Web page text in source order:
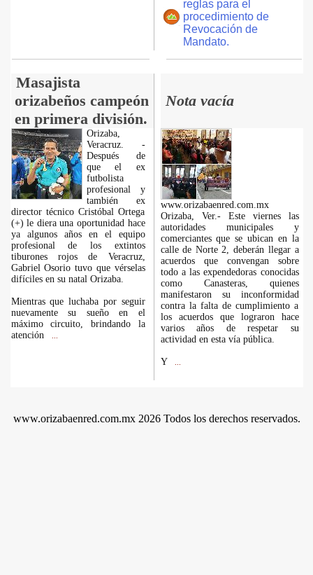
reglas para el
procedimiento de
Revocación de
Mandato.
Masajista
orizabeños campeón
en primera división.
Nota vacía
Orizaba,
Veracruz. -
Después de
que el ex
futbolista
profesional y
también ex
director técnico Cristóbal Ortega
(+) le diera una oportunidad hace
ya algunos años en el equipo
profesional de los extintos
tiburones rojos de Veracruz,
Gabriel Osorio tuvo que vérselas
difíciles en su natal Orizaba.
Mientras que luchaba por seguir
nuevamente su sueño en el
máximo circuito, brindando la
atención
www.orizabaenred.com.mx
Orizaba, Ver.- Este viernes las
autoridades municipales y
comerciantes que se ubican en la
calle de Norte 2, deberán llegar a
acuerdos que convengan sobre
todo a las expendedoras conocidas
como Canasteras, quienes
manifestaron su inconformidad
contra la falta de cumplimiento a
los acuerdos que lograron hace
varios años de respetar su
actividad en esta vía pública.
Y
www.orizabaenred.com.mx 2026 Todos los derechos reservados.